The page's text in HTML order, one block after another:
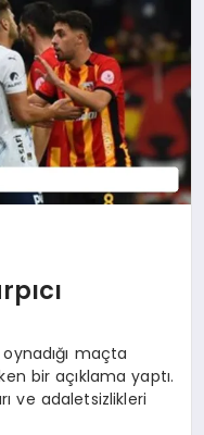
maçta
bir açıklama yaptı.
ve adaletsizlikleri